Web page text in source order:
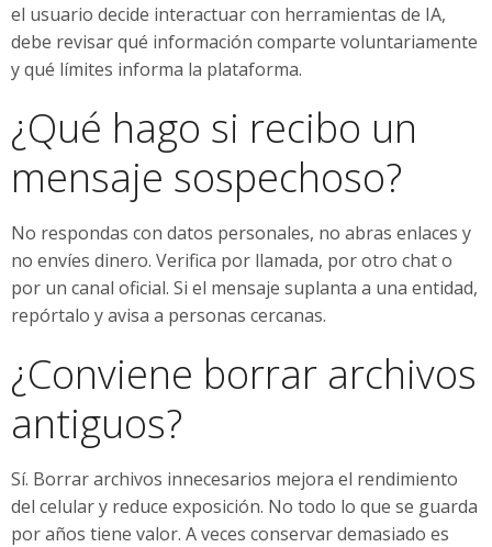
el usuario decide interactuar con herramientas de IA,
debe revisar qué información comparte voluntariamente
y qué límites informa la plataforma.
¿Qué hago si recibo un
mensaje sospechoso?
No respondas con datos personales, no abras enlaces y
no envíes dinero. Verifica por llamada, por otro chat o
por un canal oficial. Si el mensaje suplanta a una entidad,
repórtalo y avisa a personas cercanas.
¿Conviene borrar archivos
antiguos?
Sí. Borrar archivos innecesarios mejora el rendimiento
del celular y reduce exposición. No todo lo que se guarda
por años tiene valor. A veces conservar demasiado es